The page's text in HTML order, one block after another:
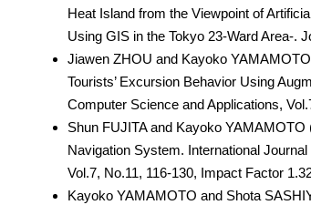
Heat Island from the Viewpoint of
Using GIS in the Tokyo 23-Ward Area-.
Jiawen ZHOU and Kayoko
Tourists’ Excursion Behavior Using
Computer Science and Applications,
Shun FUJITA and Kayoko
Navigation System. International
Vol.7, No.11, 116-130, Impact Factor
Kayoko YAMAMOTO and Shota